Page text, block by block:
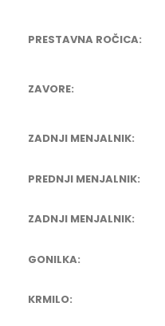
PRESTAVNA ROČICA:
ZAVORE:
ZADNJI MENJALNIK:
PREDNJI MENJALNIK:
ZADNJI MENJALNIK:
GONILKA:
KRMILO: